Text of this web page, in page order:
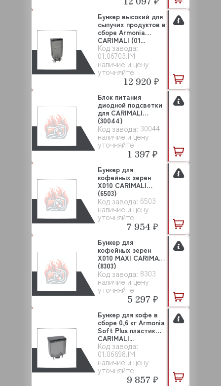
Код завода:
01.06703.IM
наличие и цену
уточняйте
Бункер высокий для
сыпучих продуктов в
сборе Armonia
CARIMALI (01...
12 920 ₽
Код завода: 30044
наличие и цену
уточняйте
Блок питания
диодной подсветки
для CARIMALI
(30044)
1 397 ₽
Код завода: 6503
наличие и цену
уточняйте
Бункер для
кофейных зерен
X010 CARIMALI
(6503)
7 954 ₽
Код завода: 8303
наличие и цену
уточняйте
Бункер для
кофейных зерен
X010 MAXI CARIMALI
(8303)
5 297 ₽
Код завода:
01.06698.IM
наличие и цену
уточняйте
Бункер для кофе в
сборе 0,6 кг Armonia
Soft Plus пластик
CARIMALI...
9 857 ₽